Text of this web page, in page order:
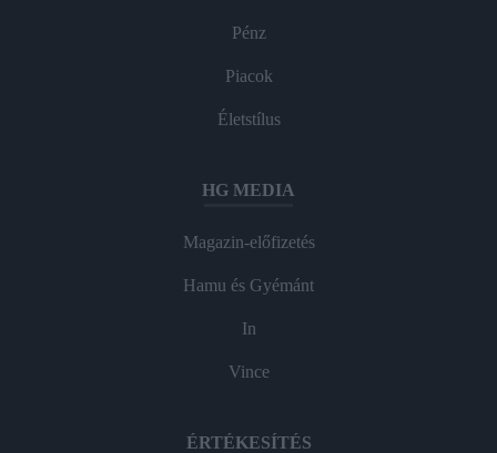
Pénz
Piacok
Életstílus
HG MEDIA
Magazin-előfizetés
Hamu és Gyémánt
In
Vince
ÉRTÉKESÍTÉS